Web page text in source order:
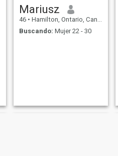
Mariusz
46 • Hamilton, Ontario, Canadá
Buscando: Mujer 22 - 30